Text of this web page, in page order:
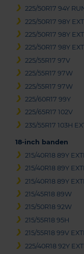
225/50R17 94Y
225/50R17 98Y
225/50R17 98Y
225/50R17 98Y
225/55R17 97V
225/55R17 97W
225/55R17 97W
225/60R17 99Y
225/65R17 102V
235/55R17 103H
18-inch banden
215/40R18 89Y
215/40R18 89Y
215/40R18 89Y
215/45R18 89W
215/50R18 92W
215/55R18 95H
215/55R18 99V
225/40R18 92Y